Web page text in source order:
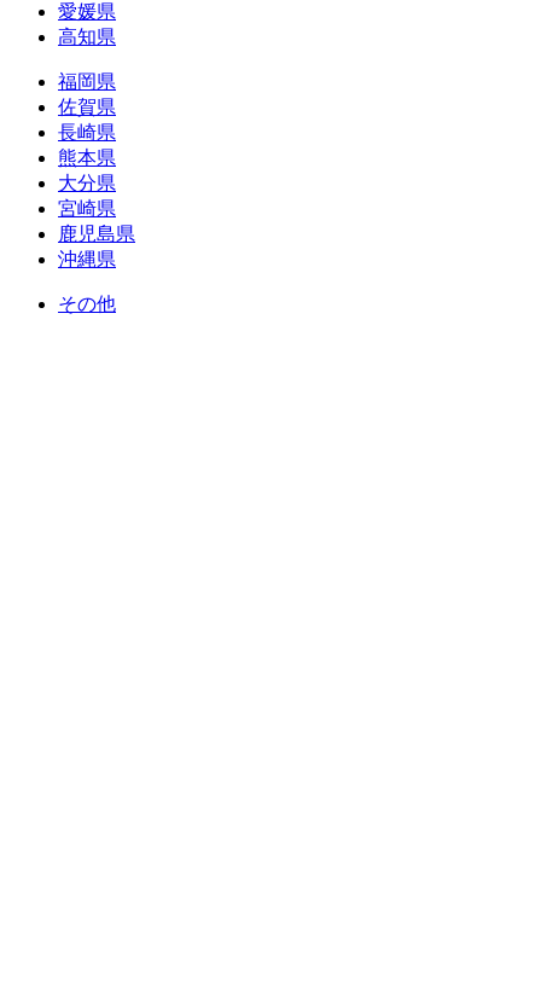
愛媛県
高知県
福岡県
佐賀県
長崎県
熊本県
大分県
宮崎県
鹿児島県
沖縄県
その他